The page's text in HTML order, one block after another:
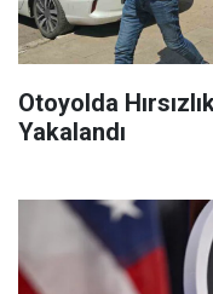
Otoyolda
Yakalandı